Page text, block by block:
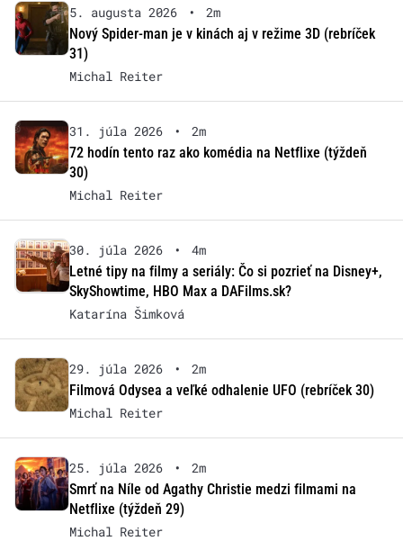
5. augusta 2026 •
2m
Nový Spider-man je v kinách aj v režime 3D (rebríček
31)
Michal Reiter
31. júla 2026 •
2m
72 hodín tento raz ako komédia na Netflixe (týždeň
30)
Michal Reiter
30. júla 2026 •
4m
Letné tipy na filmy a seriály: Čo si pozrieť na Disney+,
SkyShowtime, HBO Max a DAFilms.sk?
Katarína Šimková
29. júla 2026 •
2m
Filmová Odysea a veľké odhalenie UFO (rebríček 30)
Michal Reiter
25. júla 2026 •
2m
Smrť na Níle od Agathy Christie medzi filmami na
Netflixe (týždeň 29)
Michal Reiter